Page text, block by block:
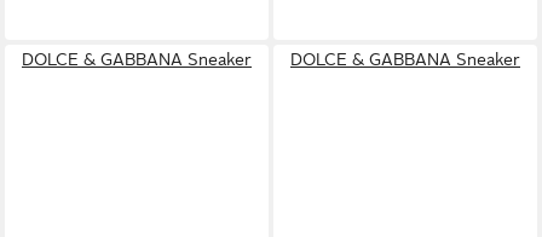
DOLCE & GABBANA Sneaker DOLCE & GABBANA Sneaker